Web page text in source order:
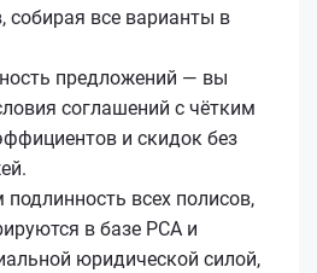
собирая все варианты в
предложений — вы
соглашений с чётким
и скидок без
всех полисов,
в базе РСА и
юридической силой,